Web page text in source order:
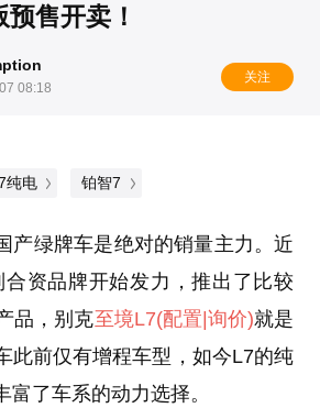
售开卖！
08:18
关注
纯电 铂智7
产绿牌车是绝对的销量主力。近
合资品牌开始发力，推出了比较
品，别克至境L7(配置|询价)就是
此前仅有增程车型，如今L7的纯
富了车系的动力选择。